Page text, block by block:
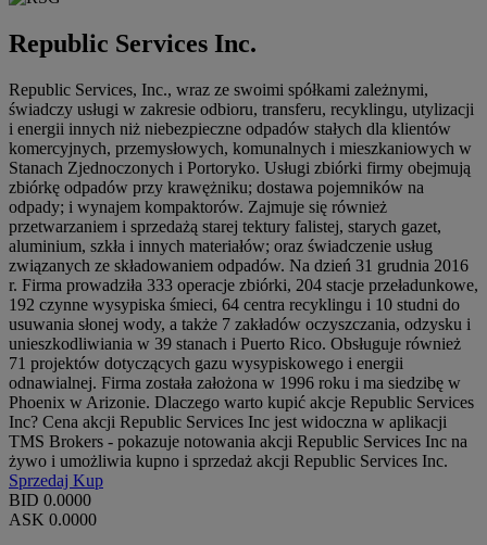
Republic Services Inc.
Republic Services, Inc., wraz ze swoimi spółkami zależnymi,
świadczy usługi w zakresie odbioru, transferu, recyklingu, utylizacji
i energii innych niż niebezpieczne odpadów stałych dla klientów
komercyjnych, przemysłowych, komunalnych i mieszkaniowych w
Stanach Zjednoczonych i Portoryko. Usługi zbiórki firmy obejmują
zbiórkę odpadów przy krawężniku; dostawa pojemników na
odpady; i wynajem kompaktorów. Zajmuje się również
przetwarzaniem i sprzedażą starej tektury falistej, starych gazet,
aluminium, szkła i innych materiałów; oraz świadczenie usług
związanych ze składowaniem odpadów. Na dzień 31 grudnia 2016
r. Firma prowadziła 333 operacje zbiórki, 204 stacje przeładunkowe,
192 czynne wysypiska śmieci, 64 centra recyklingu i 10 studni do
usuwania słonej wody, a także 7 zakładów oczyszczania, odzysku i
unieszkodliwiania w 39 stanach i Puerto Rico. Obsługuje również
71 projektów dotyczących gazu wysypiskowego i energii
odnawialnej. Firma została założona w 1996 roku i ma siedzibę w
Phoenix w Arizonie. Dlaczego warto kupić akcje Republic Services
Inc? Cena akcji Republic Services Inc jest widoczna w aplikacji
TMS Brokers - pokazuje notowania akcji Republic Services Inc na
żywo i umożliwia kupno i sprzedaż akcji Republic Services Inc.
Sprzedaj Kup
BID 0.0000
ASK 0.0000